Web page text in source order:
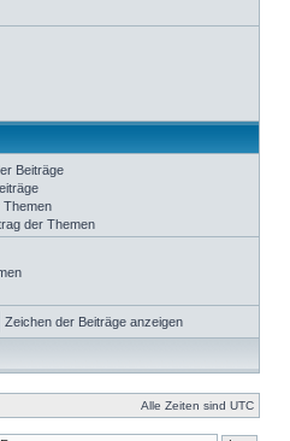
Beiträge
Themen
der Themen
Zeichen der Beiträge anzeigen
Alle Zeiten sind UTC